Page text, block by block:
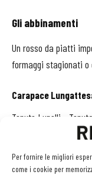
Per fornire le migliori
come i cookie per
Gli abbinamenti
Un rosso da piatti
formaggi stagionati o
Carapace
Tenute Lunelli -
RegioneUmbria